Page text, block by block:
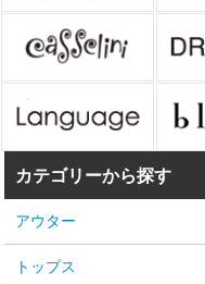
カテゴリーから探す
アウター
トップス